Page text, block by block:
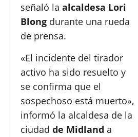
señaló la alcaldesa Lori
Blong durante una rueda
de prensa.
«El incidente del tirador
activo ha sido resuelto y
se confirma que el
sospechoso está muerto»,
informó la alcaldesa de la
ciudad de Midland a